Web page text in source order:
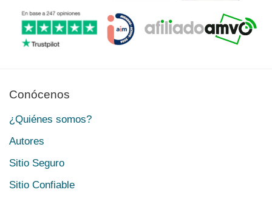
Conócenos
¿Quiénes somos?
Autores
Sitio Seguro
Sitio Confiable